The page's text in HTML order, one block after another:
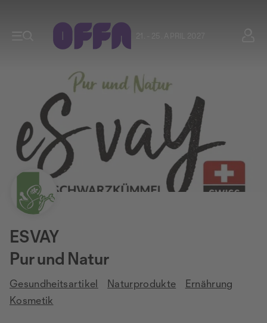
ESVAY
Pur und Natur
Gesundheitsartikel Naturprodukte
Ernährung
Kosmetik